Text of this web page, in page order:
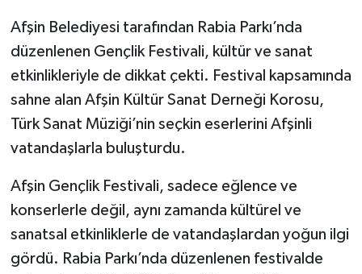
Afşin Belediyesi tarafından Rabia Parkı’nda
düzenlenen Gençlik Festivali, kültür ve sanat
etkinlikleriyle de dikkat çekti. Festival kapsamında
sahne alan Afşin Kültür Sanat Derneği Korosu,
Türk Sanat Müziği’nin seçkin eserlerini Afşinli
vatandaşlarla buluşturdu.
Afşin Gençlik Festivali, sadece eğlence ve
konserlerle değil, aynı zamanda kültürel ve
sanatsal etkinliklerle de vatandaşlardan yoğun ilgi
gördü. Rabia Parkı’nda düzenlenen festivalde